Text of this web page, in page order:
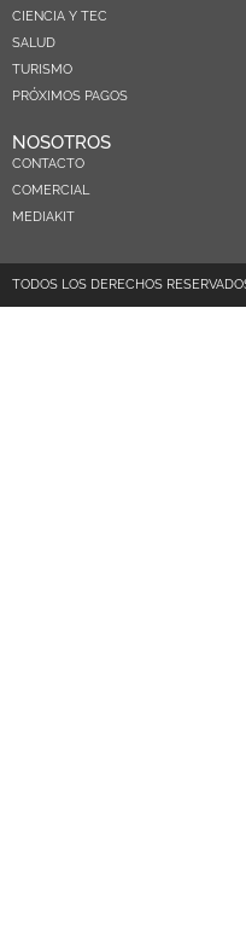
CIENCIA Y TEC
SALUD
TURISMO
PRÓXIMOS PAGOS
NOSOTROS
CONTACTO
COMERCIAL
MEDIAKIT
TODOS LOS DERECHOS